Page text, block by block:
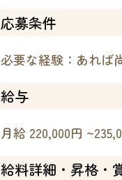
応募条件
必要な経験：あれば
給与
月給 220,000円
給料詳細・昇格・